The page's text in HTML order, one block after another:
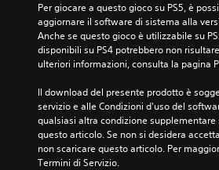
Per giocare a questo gioco su PS5, è
aggiornare il software di sistema alla
Anche se questo gioco è utilizzabile su
disponibili su PS4 potrebbero non
ulteriori informazioni, consulta la pagina
Il download del presente prodotto è
servizio e alle Condizioni d'uso del
qualsiasi altra condizione
questo articolo. Se non si desidera
non scaricare questo articolo. Per
Termini di Servizio.